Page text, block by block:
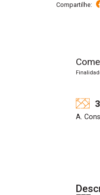
Compartilhe:
A.